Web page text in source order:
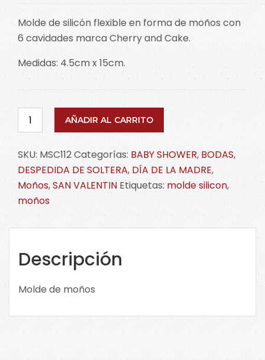
Molde de silicón flexible en forma de moños con
6 cavidades marca Cherry and Cake.
Medidas: 4.5cm x 15cm.
Molde
de
c/6
MSC112
cantidad
AÑADIR AL CARRITO
SKU: MSC112Categorías: BABY SHOWER, BODAS,
DESPEDIDA DE SOLTERA, DÍA DE LA MADRE,
Moños,SAN VALENTIN Etiquetas: molde silicon,
moños
Descripción
Molde de moños